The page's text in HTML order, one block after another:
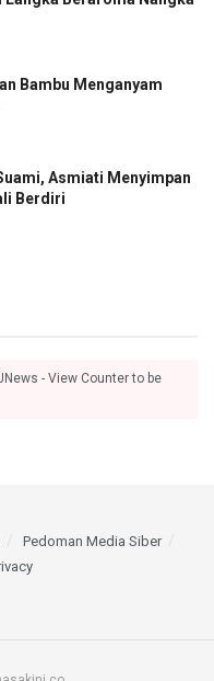
Bambu Menganyam
Asmiati Menyimpan
Berdiri
- View Counter to be
Pedoman Media Siber